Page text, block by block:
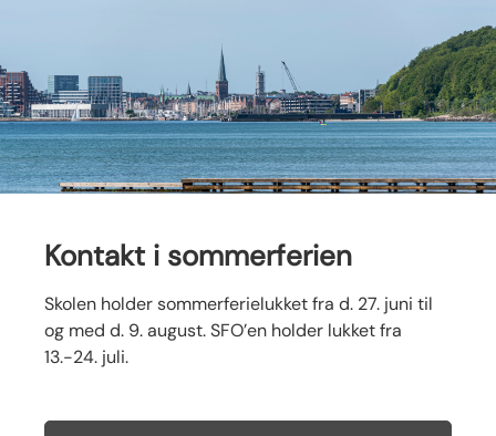
Kontakt i sommerferien
Skolen holder sommerferielukket fra d. 27. juni til
og med d. 9. august. SFO’en holder lukket fra
13.-24. juli.